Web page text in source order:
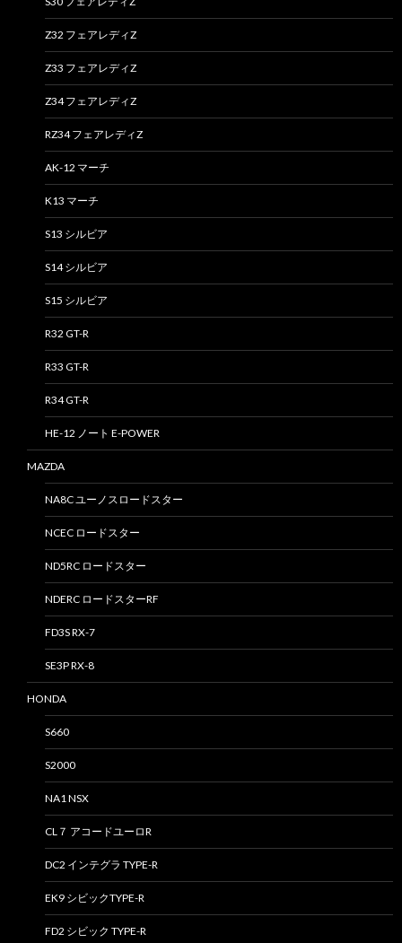
Z32 フェアレディZ
Z33 フェアレディZ
Z34 フェアレディZ
RZ34 フェアレディZ
AK-12 マーチ
K13 マーチ
S13 シルビア
S14 シルビア
S15 シルビア
R32 GT-R
R33 GT-R
R34 GT-R
HE-12 ノート E-POWER
MAZDA
NA8C ユーノスロードスター
NCEC ロードスター
ND5RC ロードスター
NDERC ロードスターRF
FD3S RX-7
SE3P RX-8
HONDA
S660
S2000
NA1 NSX
CL７ アコードユーロR
DC2 インテグラ TYPE-R
EK9 シビックTYPE-R
FD2 シビック TYPE-R